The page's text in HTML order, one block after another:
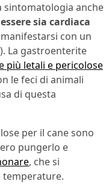
sintomatologia anche
sia cardiaca
con un
La gastroenterite
più letali e pericolose
le feci di animali
di questa
per il cane sono
pungerlo e
, che si
temperature.